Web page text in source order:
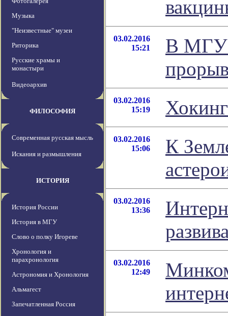
Музыка
"Неизвестные" музеи
Риторика
Русские храмы и
монастыри
Видеоархив
ФИЛОСОФИЯ
Современная русская мысль
Искания и размышления
ИСТОРИЯ
История России
История в МГУ
Слово о полку Игореве
Хронология и
парахронология
Астрономия и Хронология
Альмагест
Запечатленная Россия
03.02.2016
15:21
В МГУ
03.02.2016
15:19
03.02.2016
15:06
К
03.02.2016
13:36
03.02.2016
12:49